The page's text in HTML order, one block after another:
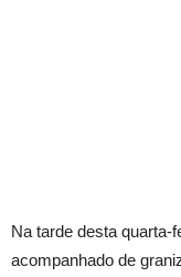
Na tarde desta quarta-
acompanhado de